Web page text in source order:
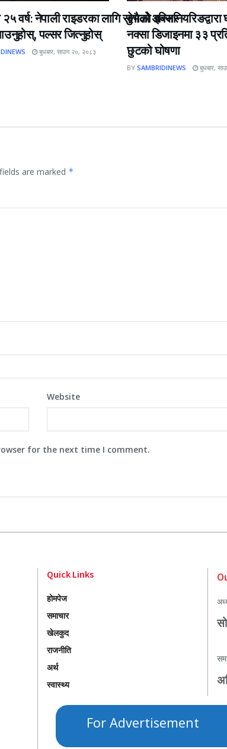
वर्ष: नेपाली राइडरका लागि सुनौलो अवसर
पल्सर जित्नुहोस्
बुधबार, साउन २०, २०८३
देभको
नक्सा डिजाइनमा ३३
छुटको घोषणा
BY SAMBRIDINEWS बुधबार,
are marked *
Website
for the next time I comment.
Quick Links
होमपेज
समाचार
खेलकुद
राजनीति
अर्थ
स्वास्थ्य
For Advertisement